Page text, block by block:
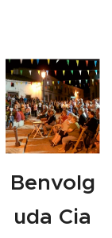
Benvolg
uda Cia